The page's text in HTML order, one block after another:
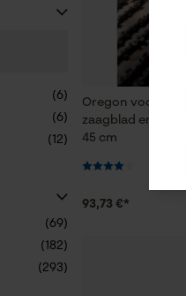
(6)
(6)
(12)
(69)
(182)
(293)
Oregon
zaagblad en 4
45 cm
93,73 €*